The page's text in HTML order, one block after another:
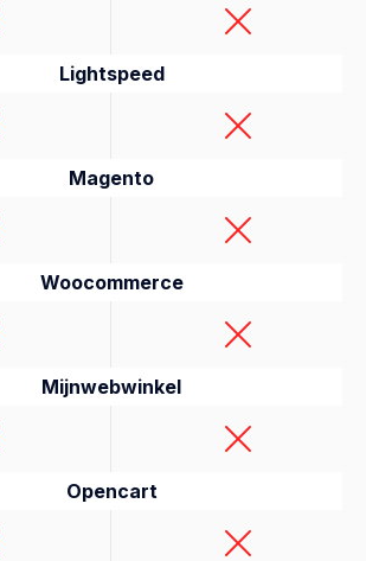
Lightspeed
Magento
Woocommerce
Mijnwebwinkel
Opencart